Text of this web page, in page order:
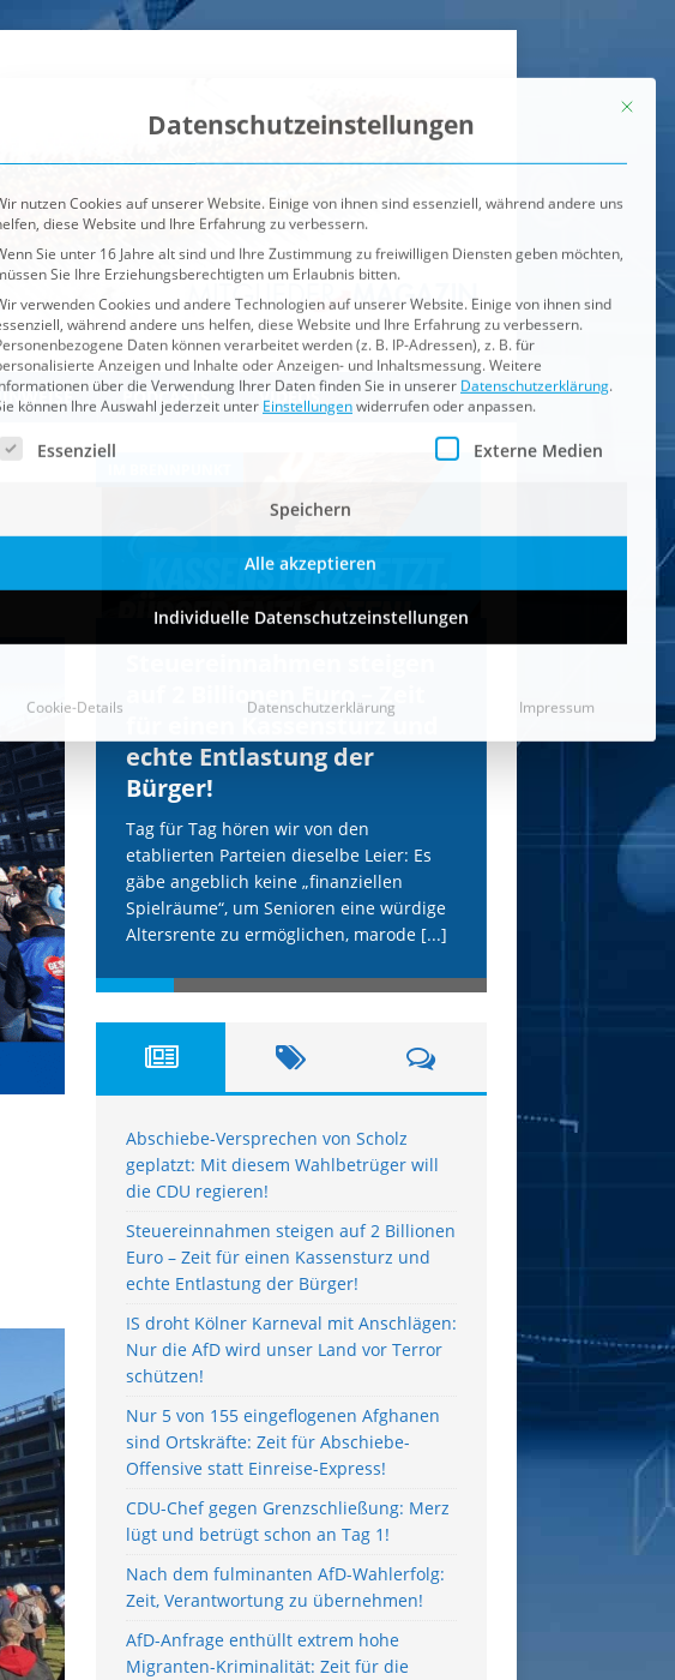
PODCASTS VIDEOS
die
die
auf 2 Billionen Euro – Zeit
für einen Kassensturz und
echte Entlastung der
Bürger!
Tag für Tag hören wir von den
etablierten Parteien dieselbe Leier: Es
gäbe angeblich keine „finanziellen
Spielräume“, um Senioren eine würdige
Altersrente zu ermöglichen, marode [...]
mit
AfD wird
Terror
Unsere
erneut vom IS-
etablierten
Terror-Webseite
Abschiebe-Versprechen von Scholz
geplatzt: Mit diesem Wahlbetrüger will
die CDU regieren!
Steuereinnahmen steigen auf 2 Billionen
Euro – Zeit für einen Kassensturz und
echte Entlastung der Bürger!
IS droht Kölner Karneval mit Anschlägen:
Nur die AfD wird unser Land vor Terror
schützen!
Nur 5 von 155 eingeflogenen Afghanen
sind Ortskräfte: Zeit für Abschiebe-
Offensive statt Einreise-Express!
CDU-Chef gegen Grenzschließung: Merz
lügt und betrügt schon an Tag 1!
Nach dem fulminanten AfD-Wahlerfolg:
Zeit, Verantwortung zu übernehmen!
AfD-Anfrage enthüllt extrem hohe
Migranten-Kriminalität: Zeit für die
Wir nutzen Cookies auf unserer Website. Einige von ihnen sind essenziell, während andere uns
diese Website und Ihre Erfahrung zu verbessern.
Sie unter 16 Jahre alt sind und Ihre Zustimmung zu freiwilligen Diensten geben möchten,
Sie Ihre Erziehungsberechtigten um Erlaubnis bitten.
verwenden Cookies und andere Technologien auf unserer Website. Einige von ihnen sind
während andere uns helfen, diese Website und Ihre Erfahrung zu verbessern.
Daten können verarbeitet werden (z. B. IP-Adressen), z. B. für
Anzeigen und Inhalte oder Anzeigen- und Inhaltsmessung.Weitere
über die Verwendung Ihrer Daten finden Sie in unsererDatenschutzerklärung
können Ihre Auswahl jederzeit unterEinstellungenwiderrufen oder anpassen.
folgt eine Liste der Service-Gruppen, für die eine Einwilligung erteilt werden
Essenziell Externe Medien
Alle akzeptieren
Individuelle Datenschutzeinstellungen
Cookie-Details Datenschutzerklärung Impressum